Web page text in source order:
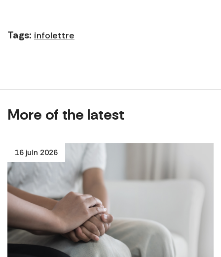
Tags: infolettre
More of the latest
16 juin 2026